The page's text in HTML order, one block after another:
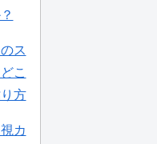
ス
こ
方
カ